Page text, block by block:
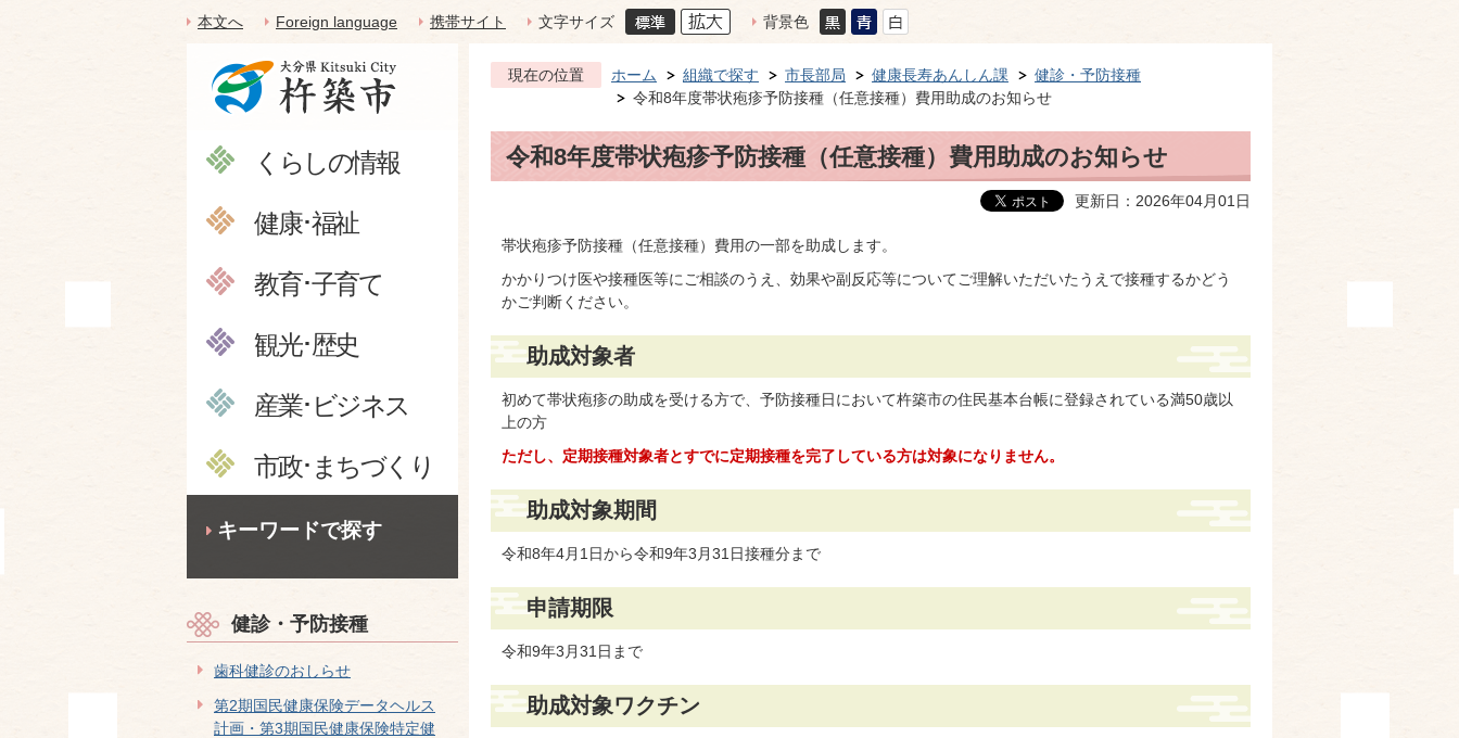
本文へ Foreign language 携帯サイト 文字サイズ 背景色
くらしの情報
健康･福祉
教育･子育て
観光･歴史
産業･ビジネス
市政･まちづくり
キーワードで探す
健診・予防接種
歯科健診のおしらせ
第2期国民健康保険データヘルス
計画・第3期国民健康保険特定健
現在の位置 ホーム 組織で探す 市長部局 健康長寿あんしん課
健診・予防接種
令和8年度帯状疱疹予防接種（任意接種）費用助成のお知らせ
令和8年度帯状疱疹予防接種（任意接種）費用助成のお知らせ
更新日：2026年04月01日
帯状疱疹予防接種（任意接種）費用の一部を助成します。
かかりつけ医や接種医等にご相談のうえ、効果や副反応等についてご理解いただいたうえで接種するかどう
かご判断ください。
助成対象者
初めて帯状疱疹の助成を受ける方で、予防接種日において杵築市の住民基本台帳に登録されている満50歳以
上の方
ただし、定期接種対象者とすでに定期接種を完了している方は対象になりません。
助成対象期間
令和8年4月1日から令和9年3月31日接種分まで
申請期限
令和9年3月31日まで
助成対象ワクチン